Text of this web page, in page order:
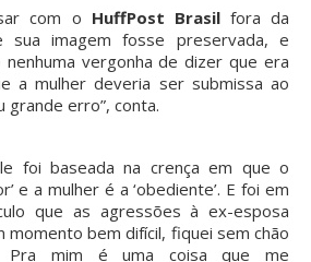
com o HuffPost Brasilfora da
sua imagem fosse preservada, e
nenhuma vergonha de dizer que era
a mulher deveria ser submissa ao
grande erro”, conta.
foi baseada na crença em que o
e a mulher é a ‘obediente’. E foi em
que as agressões à ex-esposa
momento bem difícil, fiquei sem chão
Pra mim é uma coisa que me